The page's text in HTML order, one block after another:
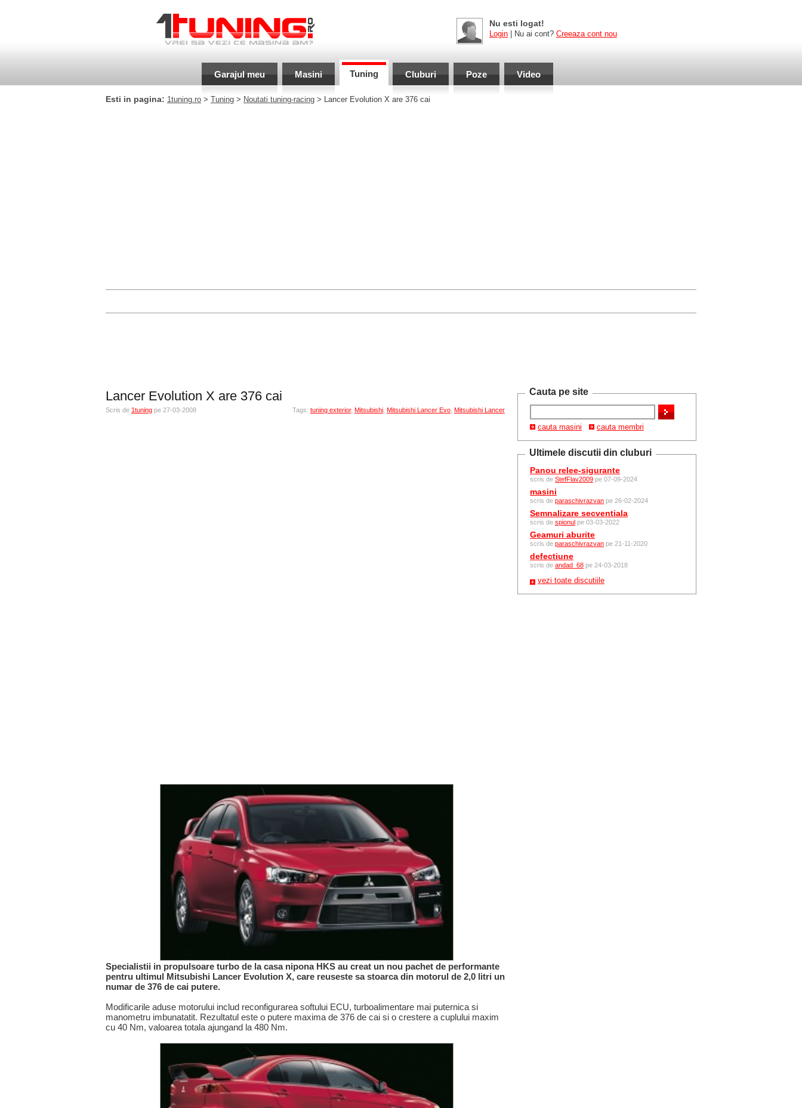
Nu esti logat!
Login | Nu ai cont? Creeaza cont nou
Garajul meu Masini Tuning Cluburi Poze Video
Esti in pagina: 1tuning.ro > Tuning > Noutati tuning-racing > Lancer Evolution X are 376 cai
Cauta pe site
cauta masini cauta membri
Ultimele discutii din cluburi
Panou relee-sigurante
scris de StefFlav2009 pe 07-09-2024
masini
scris de paraschivrazvan pe 26-02-2024
Semnalizare secventiala
scris de spionul pe 03-03-2022
Geamuri aburite
scris de paraschivrazvan pe 21-11-2020
defectiune
scris de andad_68 pe 24-03-2018
vezi toate discutiile
Lancer Evolution X are 376 cai
Scris de 1tuning pe 27-03-2008 Tags: tuning exterior, Mitsubishi Mitsubishi Lancer Evo Mitsubishi Lancer
Specialistii in propulsoare turbo de la casa nipona HKS au creat un nou pachet de performante
pentru ultimul Mitsubishi Lancer Evolution X, care reuseste sa stoarca din motorul de 2,0 litri un
numar de 376 de cai putere.
Modificarile aduse motorului includ reconfigurarea softului ECU, turboalimentare mai puternica si
manometru imbunatatit. Rezultatul este o putere maxima de 376 de cai si o crestere a cuplului maxim
cu 40 Nm, valoarea totala ajungand la 480 Nm.